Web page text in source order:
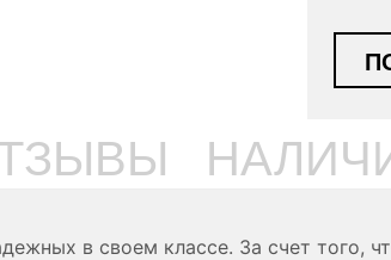
в своем классе. За счет того,